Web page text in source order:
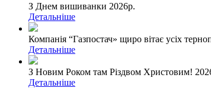
З Днем вишиванки 2026р.
Детальніше
Компанія “Газпостач» щиро вітає усіх
Детальніше
З Новим Роком там Різдвом Христовим!
Детальніше